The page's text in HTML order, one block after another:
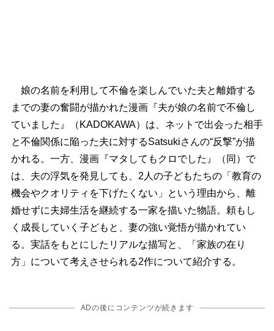
娘の名前を利用して不倫を楽しんでいた夫と離婚する
までの妻の奮闘が描かれた漫画『夫が娘の名前で不倫し
ていました』（KADOKAWA）は、ネットで出会った相手
と不倫関係に陥った夫に対するSatsukiさんの“反撃”が描
かれる。一方、漫画『マタしてもクロでした』（同）で
は、夫の浮気を発見しても、2人の子どもたちの「教育の
機会やクオリティを下げたくない」という理由から、離
婚せずに夫婦生活を継続する一家を描いた物語。頼もし
く成長していく子どもと、妻の強い覚悟が描かれてい
る。実話をもとにしたリアルな描写と、「家族の在り
方」について考えさせられる2作について紹介する。
ADの後にコンテンツが続きます